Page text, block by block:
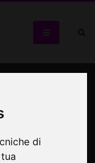
di
lo
Butterfly Art